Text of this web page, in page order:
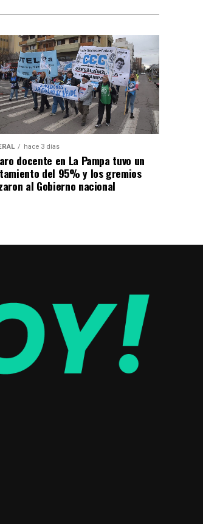
hace 3 días
docente en La Pampa tuvo un
del 95% y los gremios
al Gobierno nacional